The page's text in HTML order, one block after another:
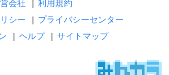
会社 | 利用規約
シー
| プライバシーセンター
| ヘルプ | サイトマップ